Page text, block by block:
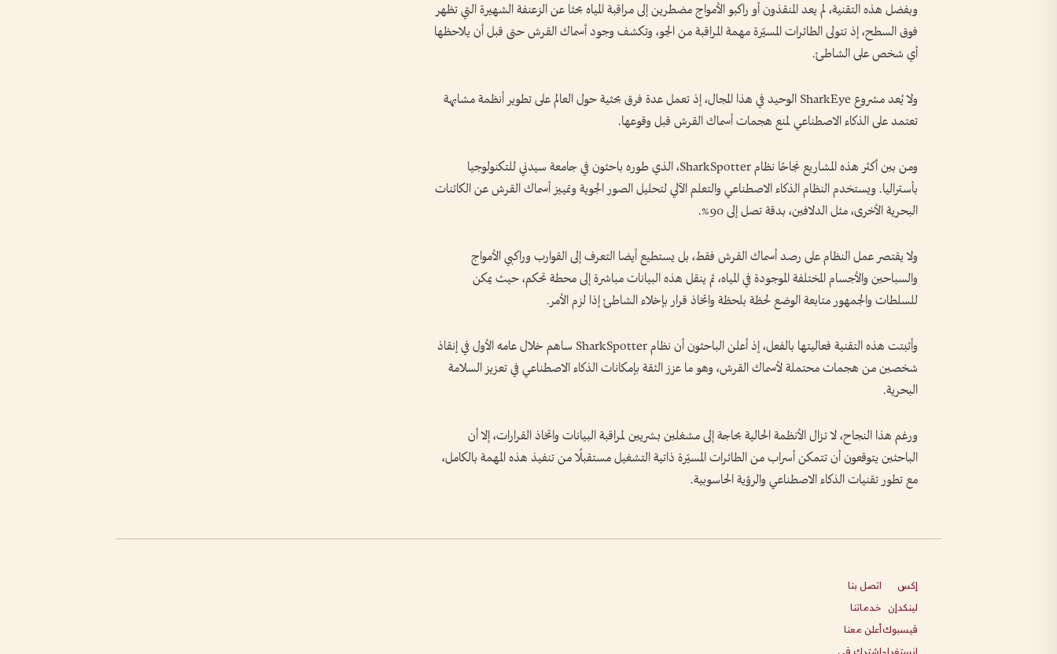
وبفضل هذه التقنية، لم يعد المنقذون أو راكبو الأمواج مضطرين إلى مراقبة المياه بحثا عن الزعنفة الشهيرة التي تظهر
فوق السطح، إذ تتولى الطائرات المسيّرة مهمة المراقبة من الجو، وتكشف وجود أسماك القرش حتى قبل أن يلاحظها
أي شخص على الشاطئ.
ولا يُعد مشروع SharkEye الوحيد في هذا المجال، إذ تعمل عدة فرق بحثية حول العالم على تطوير أنظمة مشابهة
تعتمد على الذكاء الاصطناعي لمنع هجمات أسماك القرش قبل وقوعها.
ومن بين أكثر هذه المشاريع نجاحًا نظام SharkSpotter، الذي طوره باحثون في جامعة سيدني للتكنولوجيا
بأستراليا. ويستخدم النظام الذكاء الاصطناعي والتعلم الآلي لتحليل الصور الجوية وتمييز أسماك القرش عن الكائنات
البحرية الأخرى، مثل الدلافين، بدقة تصل إلى 90%.
ولا يقتصر عمل النظام على رصد أسماك القرش فقط، بل يستطيع أيضا التعرف إلى القوارب وراكبي الأمواج
والسباحين والأجسام المختلفة الموجودة في المياه، ثم ينقل هذه البيانات مباشرة إلى محطة تحكم، حيث يمكن
للسلطات والجمهور متابعة الوضع لحظة بلحظة واتخاذ قرار بإخلاء الشاطئ إذا لزم الأمر.
وأثبتت هذه التقنية فعاليتها بالفعل، إذ أعلن الباحثون أن نظام SharkSpotter ساهم خلال عامه الأول في إنقاذ
شخصين من هجمات محتملة لأسماك القرش، وهو ما عزز الثقة بإمكانات الذكاء الاصطناعي في تعزيز السلامة
البحرية.
ورغم هذا النجاح، لا تزال الأنظمة الحالية بحاجة إلى مشغلين بشريين لمراقبة البيانات واتخاذ القرارات، إلا أن
الباحثين يتوقعون أن تتمكن أسراب من الطائرات المسيّرة ذاتية التشغيل مستقبلًا من تنفيذ هذه المهمة بالكامل،
مع تطور تقنيات الذكاء الاصطناعي والرؤية الحاسوبية.
إكس
لينكدإن
فيسبوك
انستغرام
اتصل بنا
خدماتنا
أعلن معنا
اشترك في